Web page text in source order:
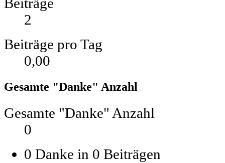
2
Beiträge pro Tag
0,00
Gesamte "Danke" Anzahl
Gesamte "Danke" Anzahl
0
0 Danke in 0 Beiträgen